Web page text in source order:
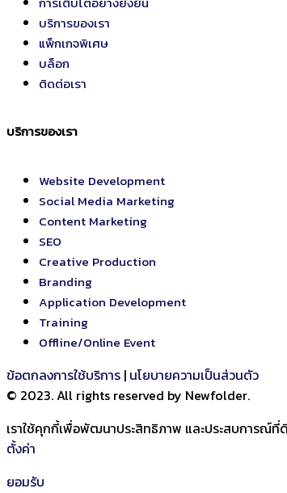
บริการของเรา
แพ็กเกจพิเศษ
บล็อก
ติดต่อเรา
บริการของเรา
Website Development
Social Media Marketing
Content Marketing
SEO
Creative Production
Branding
Application Development
Training
Offline/Online Event
ข้อตกลงการใช้บริการ | นโยบายความเป็นส่วนตัว
© 2023. All rights reserved by Newfolder.
เราใช้คุกกี้เพื่อพัฒนาประสิทธิภาพ และประสบการณ์
ตั้งค่า
ยอมรับ